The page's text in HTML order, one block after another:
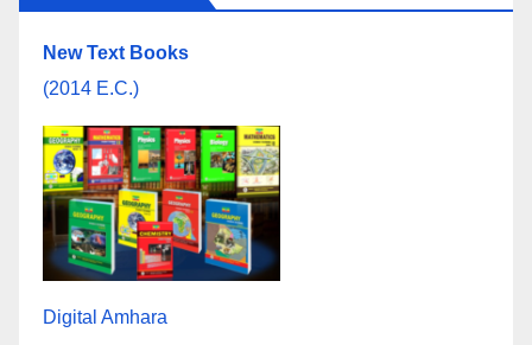
New Text Books
(2014 E.C.)
Digital Amhara